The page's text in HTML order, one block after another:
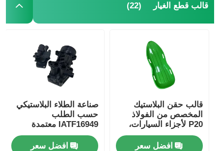
قالب قطع الغيار (22)
قالب حقن البلاستيك
المخصص من الفولاذ
P20 لأجزاء السيارات،
قالب لنظام إضاءة
السياراتافضل سعر
صناعة الطلاء البلاستيكي
حسب الطلب
IATF16949 معتمدة
افضل سعر